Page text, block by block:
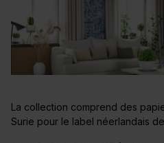
La collection comprend des
Surie pour le label néerlandais